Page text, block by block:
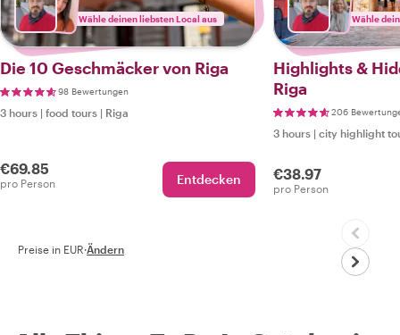
Wähle deinen liebsten Local aus
Die 10 Geschmäcker von Riga
98 Bewertungen
3 hours | food tours | Riga
€69.85
pro Person Entdecken
Wähle
Highlights &
Riga
206
3 hours | city highlight
€38.97
pro Person
Preise in EUR·Ändern